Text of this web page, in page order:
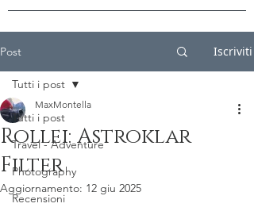
Post Iscriviti
Tutti i post
Travel - Adventure
Photography
Recensioni
Tutti i post
Rollei: Astroklar
Filter
MaxMontella
Aggiornamento: 12 giu 2025